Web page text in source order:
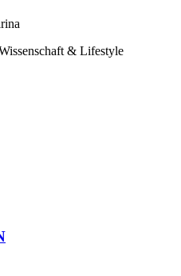
& Lifestyle